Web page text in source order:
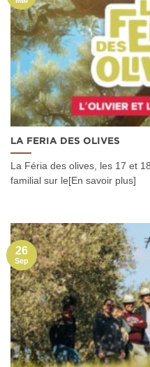
LA FERIA DES OLIVES
La Féria des olives, les 17 et
familial sur le[En savoir plus]
26
Sep